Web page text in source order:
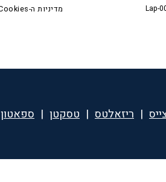
Lap- מדיניות ה-Cookies
| ריזאלטס | טסקטן | ספאטון